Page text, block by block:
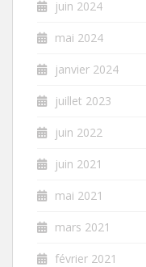
juin 2024
mai 2024
janvier 2024
juillet 2023
juin 2022
juin 2021
mai 2021
mars 2021
février 2021